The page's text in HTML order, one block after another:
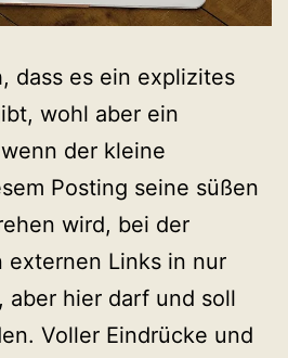
dass es ein explizites
wohl aber ein
der kleine
Posting seine süßen
wird, bei der
externen Links in nur
aber hier darf und soll
Voller Eindrücke und